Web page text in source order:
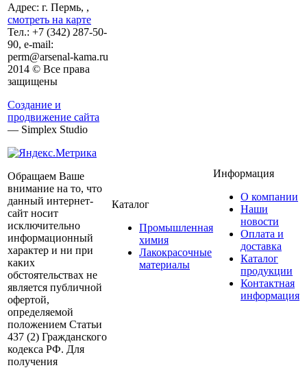
Адрес: г. Пермь, ,
смотреть на карте
Тел.: +7 (342) 287-50-
90, e-mail:
perm@arsenal-kama.ru
2014 © Все права
защищены
Создание и
продвижение сайта
— Simplex Studio
Обращаем Ваше
внимание на то, что
данный интернет-
сайт носит
исключительно
информационный
характер и ни при
каких
обстоятельствах не
является публичной
офертой,
определяемой
положением Статьи
437 (2) Гражданского
кодекса РФ. Для
получения
Каталог
Промышленная
химия
Лакокрасочные
материалы
Информация
О компании
Наши
новости
Оплата и
доставка
Каталог
продукции
Контактная
информация